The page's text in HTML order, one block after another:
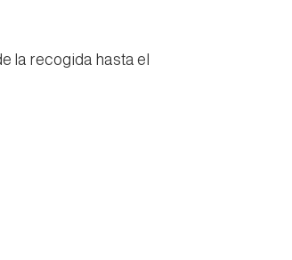
la recogida hasta el